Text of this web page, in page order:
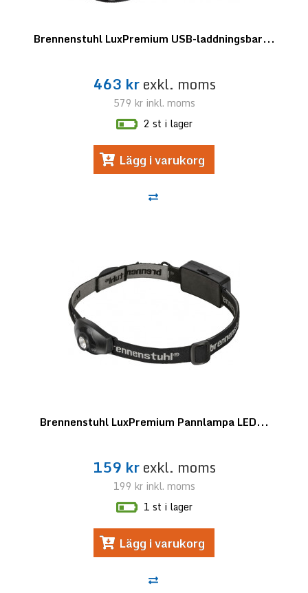
Brennenstuhl LuxPremium USB-laddningsbar...
463 krexkl. moms
579 krinkl. moms
2 st i lager
Lägg i varukorg
Brennenstuhl LuxPremium Pannlampa LED...
159 krexkl. moms
199 krinkl. moms
1 st i lager
Lägg i varukorg